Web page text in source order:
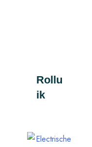
Rollu
ik